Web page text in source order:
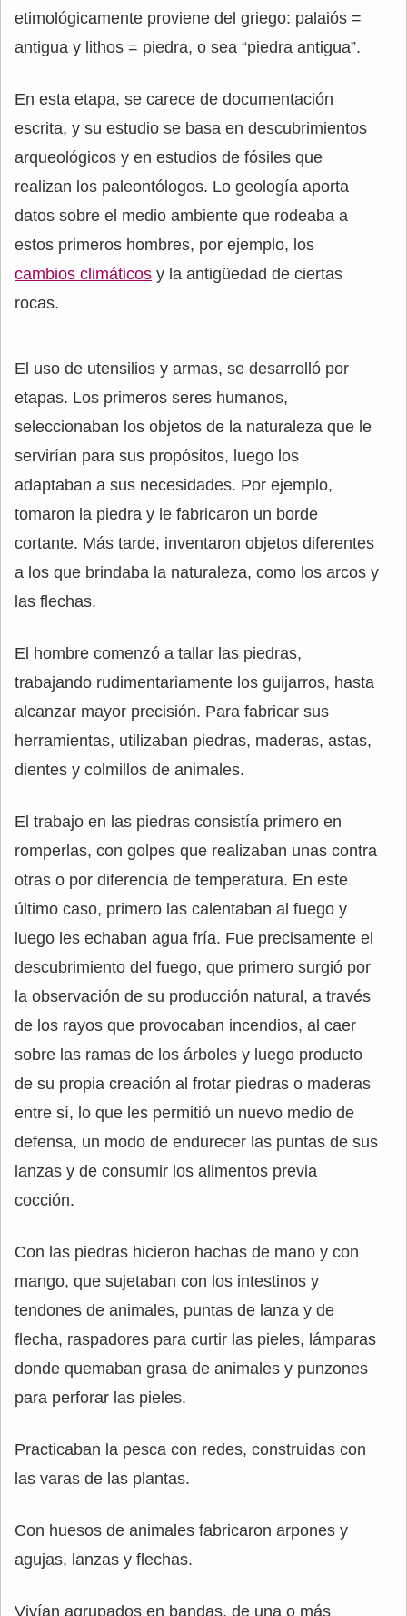
etimológicamente proviene del griego: palaiós =
antigua y lithos = piedra, o sea “piedra antigua”.
En esta etapa, se carece de documentación
escrita, y su estudio se basa en descubrimientos
arqueológicos y en estudios de fósiles que
realizan los paleontólogos. Lo geología aporta
datos sobre el medio ambiente que rodeaba a
estos primeros hombres, por ejemplo, los
cambios climáticos y la antigüedad de ciertas
rocas.
El uso de utensilios y armas, se desarrolló por
etapas. Los primeros seres humanos,
seleccionaban los objetos de la naturaleza que le
servirían para sus propósitos, luego los
adaptaban a sus necesidades. Por ejemplo,
tomaron la piedra y le fabricaron un borde
cortante. Más tarde, inventaron objetos diferentes
a los que brindaba la naturaleza, como los arcos y
las flechas.
El hombre comenzó a tallar las piedras,
trabajando rudimentariamente los guijarros, hasta
alcanzar mayor precisión. Para fabricar sus
herramientas, utilizaban piedras, maderas, astas,
dientes y colmillos de animales.
El trabajo en las piedras consistía primero en
romperlas, con golpes que realizaban unas contra
otras o por diferencia de temperatura. En este
último caso, primero las calentaban al fuego y
luego les echaban agua fría. Fue precisamente el
descubrimiento del fuego, que primero surgió por
la observación de su producción natural, a través
de los rayos que provocaban incendios, al caer
sobre las ramas de los árboles y luego producto
de su propia creación al frotar piedras o maderas
entre sí, lo que les permitió un nuevo medio de
defensa, un modo de endurecer las puntas de sus
lanzas y de consumir los alimentos previa
cocción.
Con las piedras hicieron hachas de mano y con
mango, que sujetaban con los intestinos y
tendones de animales, puntas de lanza y de
flecha, raspadores para curtir las pieles, lámparas
donde quemaban grasa de animales y punzones
para perforar las pieles.
Practicaban la pesca con redes, construidas con
las varas de las plantas.
Con huesos de animales fabricaron arpones y
agujas, lanzas y flechas.
Vivían agrupados en bandas, de una o más